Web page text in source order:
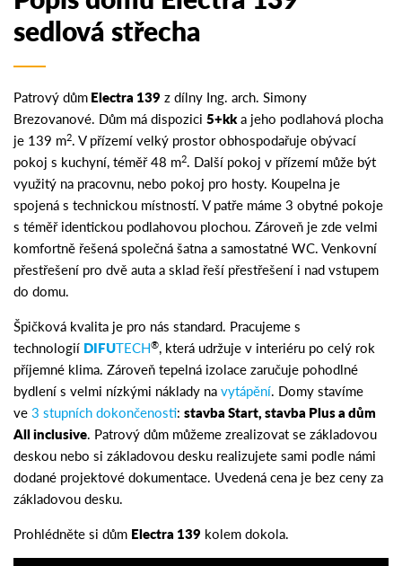
sedlová střecha
Patrový důmElectra 139 z dílny Ing. arch. Simony
Brezovanové. Dům má dispozici 5+kka jeho podlahová plocha
je 139 m2. V přízemí velký prostor obhospodařuje obývací
pokoj s kuchyní, téměř 48 m2. Další pokoj v přízemí může být
využitý na pracovnu, nebo pokoj pro hosty. Koupelna je
spojená s technickou místností. V patře máme 3 obytné pokoje
s téměř identickou podlahovou plochou. Zároveň je zde velmi
komfortně řešená společná šatna a samostatné WC. Venkovní
přestřešení pro dvě auta a sklad řeší přestřešení i nad vstupem
do domu.
Špičková kvalita je pro nás standard. Pracujeme s
technologií DIFUTECH®, která udržuje v interiéru po celý rok
příjemné klima. Zároveň tepelná izolace zaručuje pohodlné
bydlení s velmi nízkými náklady navytápění. Domy stavíme
ve3 stupních dokončenosti: stavba Start, stavba Plus a dům
All inclusive. Patrový dům můžeme zrealizovat se základovou
deskou nebo si základovou desku realizujete sami podle námi
dodané projektové dokumentace. Uvedená cena je bez ceny za
základovou desku.
Prohlédněte si dům Electra 139 kolem dokola.